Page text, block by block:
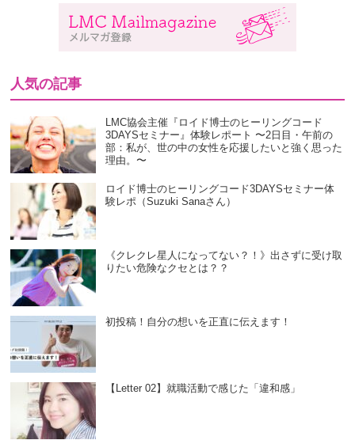
人気の記事
LMC協会主催『ロイド博士のヒーリングコード
3DAYSセミナー』体験レポート 〜2日目・午前の
部：私が、世の中の女性を応援したいと強く思った
理由。〜
ロイド博士のヒーリングコード3DAYSセミナー体
験レポ（Suzuki Sanaさん）
《クレクレ星人になってない？！》出さずに受け取
りたい危険なクセとは？？
初投稿！自分の想いを正直に伝えます！
【Letter 02】就職活動で感じた「違和感」